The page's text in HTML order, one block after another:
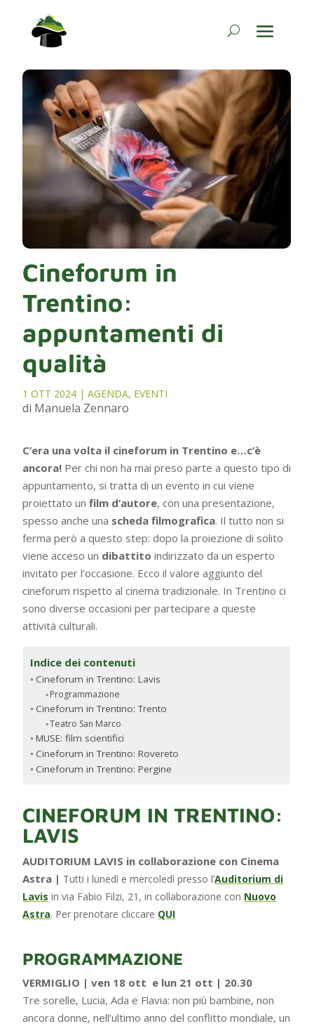
Cineforum in
Trentino:
appuntamenti di
qualità
1 OTT 2024 |AGENDA, EVENTI
di Manuela Zennaro
C’era una volta il cineforum in Trentino e…c’è
ancora! Per chi non ha mai preso parte a questo tipo di
appuntamento, si tratta di un evento in cui viene
proiettato unfilm d’autore, con una presentazione,
spesso anche una scheda filmografica. Il tutto non si
ferma però a questo step: dopo la proiezione di solito
viene acceso un dibattito indirizzato da un esperto
invitato per l’occasione. Ecco il valore aggiunto del
cineforum rispetto al cinema tradizionale. In Trentino ci
sono diverse occasioni per partecipare a queste
attività culturali.
Indice dei contenuti
Cineforum in Trentino: Lavis
Programmazione
Cineforum in Trentino: Trento
Teatro San Marco
MUSE: film scientifici
Cineforum in Trentino: Rovereto
Cineforum in Trentino: Pergine
CINEFORUM IN TRENTINO:
LAVIS
AUDITORIUM LAVIS in collaborazione con Cinema
Astra | Tutti i lunedì e mercoledì presso l’Auditorium di
Lavis in via Fabio Filzi, 21, in collaborazione con Nuovo
Astra. Per prenotare cliccare QUI
PROGRAMMAZIONE
VERMIGLIO | ven 18 ott e lun 21 ott | 20.30
Tre sorelle, Lucia, Ada e Flavia: non più bambine, non
ancora donne, nell’ultimo anno del conflitto mondiale, un